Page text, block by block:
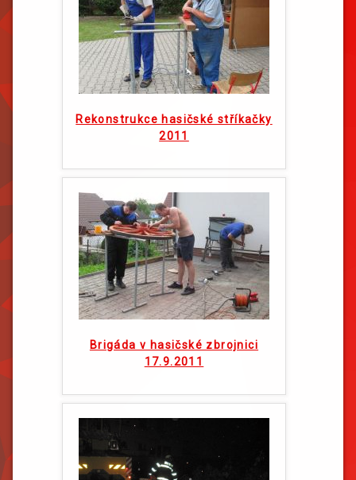
Rekonstrukce hasičské stříkačky
2011
Brigáda v hasičské zbrojnici
17.9.2011